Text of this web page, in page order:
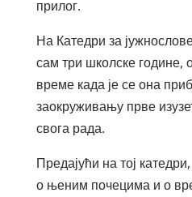
прилог.
На Катедри за
сам три школске године,
време када је се она
заокруживању прве
свога рада.
Предајући на тој
о њеним почецима и о